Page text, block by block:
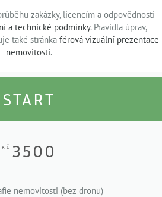
zakázky, licencím a odpovědnosti
a technické podmínky. Pravidla úprav,
také stránka férová vizuální prezentace
nemovitosti.
START
KČ 3500
nemovitosti (bez dronu)